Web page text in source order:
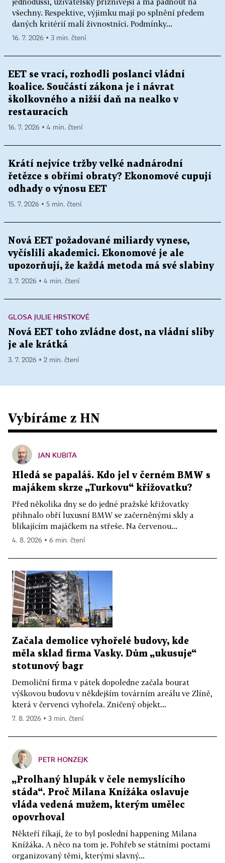
všechny. Respektive, výjimku mají po splnění předem
daných kritérií malí živnostníci. Podmínky...
16. 7. 2026 ▪ 3 min. čtení
EET se vrací, rozhodli poslanci vládní
koalice. Součástí zákona je i návrat
školkovného a nižší daň na nealko v
restauracích
16. 7. 2026 ▪ 4 min. čtení
Krátí nejvíce tržby velké nadnárodní
řetězce s obřími obraty? Ekonomové cupují
odhady o výnosu EET
15. 7. 2026 ▪ 5 min. čtení
Nová EET požadované miliardy vynese,
vyčíslili akademici. Ekonomové je ale
upozorňují, že každá metoda má své slabiny
3. 7. 2026 ▪ 4 min. čtení
GLOSA JULIE HRSTKOVÉ
Nová EET toho zvládne dost, na vládní sliby
je ale krátká
3. 7. 2026 ▪ 2 min. čtení
Vybíráme z HN
JAN KUBITA
Hledá se papaláš. Kdo jel v černém BMW s
majákem skrze „Turkovu“ křižovatku?
Před několika dny se do jedné pražské křižovatky
přihnalo obří luxusní BMW se začerněnými skly a
blikajícím majáčkem na střeše. Na červenou...
4. 8. 2026 ▪ 6 min. čtení
Začala demolice vyhořelé budovy, kde
měla sklad firma Vasky. Dům „ukusuje“
stotunový bagr
Demoliční firma v pátek dopoledne začala bourat
výškovou budovu v někdejším továrním areálu ve Zlíně,
která v červenci vyhořela. Zničený objekt...
7. 8. 2026 ▪ 3 min. čtení
PETR HONZEJK
„Prolhaný hlupák v čele nemyslícího
stáda“. Proč Milana Knížáka oslavuje
vláda vedená mužem, kterým umělec
opovrhoval
Někteří říkají, že to byl poslední happening Milana
Knížáka. A něco na tom je. Pohřeb se státními poctami
organizovaný těmi, kterými slavný...